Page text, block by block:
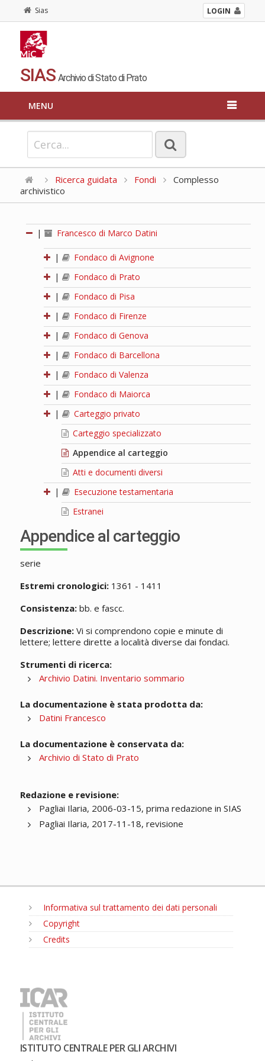
Sias LOGIN
SIAS Archivio di Stato di Prato
MENU
Ricerca guidata Fondi
Complesso
archivistico
| Francesco di Marco Datini
|
Fondaco di Avignone
|
Fondaco di Prato
|
Fondaco di Pisa
|
Fondaco di Firenze
|
Fondaco di Genova
|
Fondaco di Barcellona
|
Fondaco di Valenza
|
Fondaco di Maiorca
|
Carteggio privato
Carteggio specializzato
Appendice al carteggio
Atti e documenti diversi
|
Esecuzione testamentaria
Estranei
Appendice al carteggio
serie
Estremi cronologici:1361 - 1411
Consistenza:bb. e fascc.
Descrizione:Vi si comprendono copie e minute di
lettere; lettere dirette a località diverse dai fondaci.
Strumenti di ricerca:
Archivio Datini. Inventario sommario
La documentazione è stata prodotta da:
Datini Francesco
La documentazione è conservata da:
Archivio di Stato di Prato
Redazione e revisione:
Pagliai Ilaria, 2006-03-15, prima redazione in SIAS
Pagliai Ilaria, 2017-11-18, revisione
Informativa sul trattamento dei dati personali
Copyright
Credits
ISTITUTO CENTRALE PER GLI ARCHIVI